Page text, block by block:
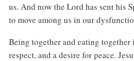
us. And now the Lord has sent his
to move among us in our
Being together and eating together
respect, and a desire for peace.